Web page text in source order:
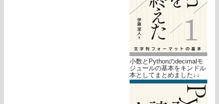
小数とPythonのdecimalモ
ジュールの基本をキンドル
本としてまとめました↓↓